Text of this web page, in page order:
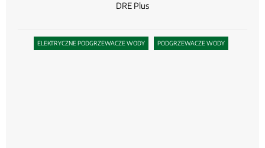
DRE Plus
ELEKTRYCZNE PODGRZEWACZE WODY PODGRZEWACZE WODY